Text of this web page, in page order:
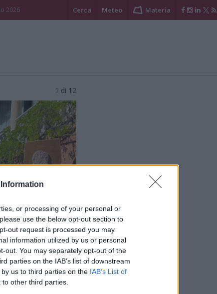
or processing of your personal or
use the below opt-out section to
out request is processed you may
information utilized by us or personal
out. You may separately opt-out of the
parties on the IAB’s list of downstream
us to third parties on the IAB’s List of
other third parties.
2026 Cerca Meteo Materia
1 di 12